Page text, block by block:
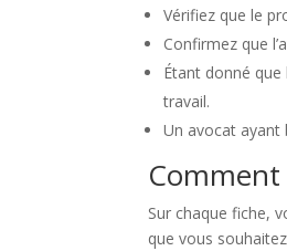
Vérifiez que le
Confirmez que
Étant donné
travail.
Un avocat ayant
Comment
Sur chaque fiche,
que vous